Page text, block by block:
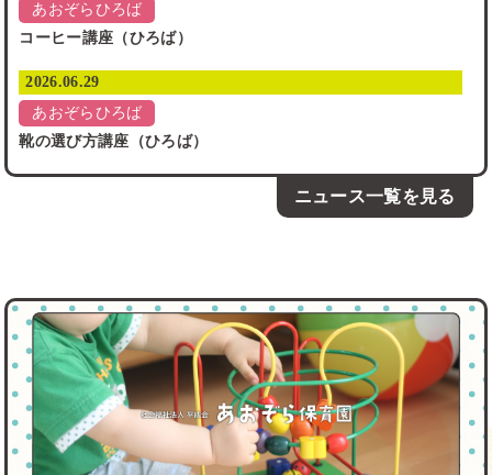
あおぞらひろば
コーヒー講座（ひろば）
2026.06.29
あおぞらひろば
靴の選び方講座（ひろば）
ニュース一覧を見る